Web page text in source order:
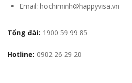
Email: hochiminh@happyvisa.vn
Tổng đài: 1900 59 99 85
Hotline: 0902 26 29 20